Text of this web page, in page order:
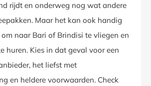
rijdt en onderweg nog wat andere
Maar het kan ook handig
naar Bari of Brindisi te vliegen en
huren. Kies in dat geval voor een
het liefst met
en heldere voorwaarden. Check